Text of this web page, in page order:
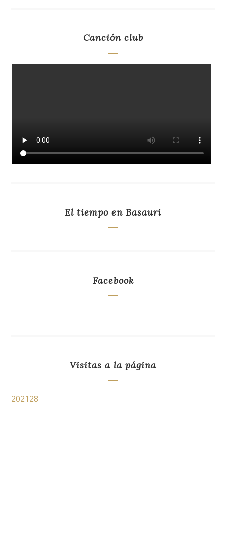
Canción club
El tiempo en Basauri
Facebook
Visitas a la página
202128